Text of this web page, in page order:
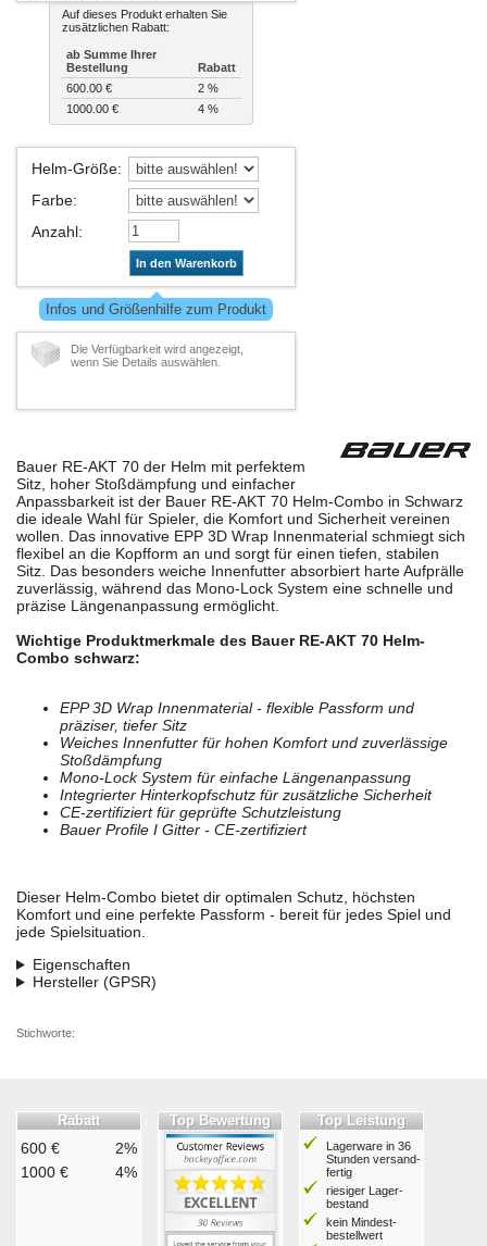
Auf dieses Produkt erhalten Sie
zusätzlichen Rabatt:
ab Summe Ihrer
Bestellung
Rabatt
600.00 €
2 %
1000.00 €
4 %
Helm-Größe:
Farbe:
Anzahl:
In den Warenkorb
Infos und Größenhilfe zum Produkt
Die Verfügbarkeit wird angezeigt,
wenn Sie Details auswählen.
Bauer RE-AKT 70 der Helm mit perfektem
Sitz, hoher Stoßdämpfung und einfacher
Anpassbarkeit ist der Bauer RE-AKT 70 Helm-Combo in Schwarz
die ideale Wahl für Spieler, die Komfort und Sicherheit vereinen
wollen. Das innovative EPP 3D Wrap Innenmaterial schmiegt sich
flexibel an die Kopfform an und sorgt für einen tiefen, stabilen
Sitz. Das besonders weiche Innenfutter absorbiert harte Aufprälle
zuverlässig, während das Mono-Lock System eine schnelle und
präzise Längenanpassung ermöglicht.
Wichtige Produktmerkmale des Bauer RE-AKT 70 Helm-
Combo schwarz:
EPP 3D Wrap Innenmaterial - flexible Passform und
präziser, tiefer Sitz
Weiches Innenfutter für hohen Komfort und zuverlässige
Stoßdämpfung
Mono-Lock System für einfache Längenanpassung
Integrierter Hinterkopfschutz für zusätzliche Sicherheit
CE-zertifiziert für geprüfte Schutzleistung
Bauer Profile I Gitter - CE-zertifiziert
Dieser Helm-Combo bietet dir optimalen Schutz, höchsten
Komfort und eine perfekte Passform - bereit für jedes Spiel und
jede Spielsituation.
Eigenschaften
Hersteller (GPSR)
Stichworte:
Rabatt
600 €
2%
1000 €
4%
Top Bewertung Top Leistung
Lagerware in 36
Stunden ver­sand­
fertig
riesiger Lager­
bestand
kein Mindest­
bestell­wert